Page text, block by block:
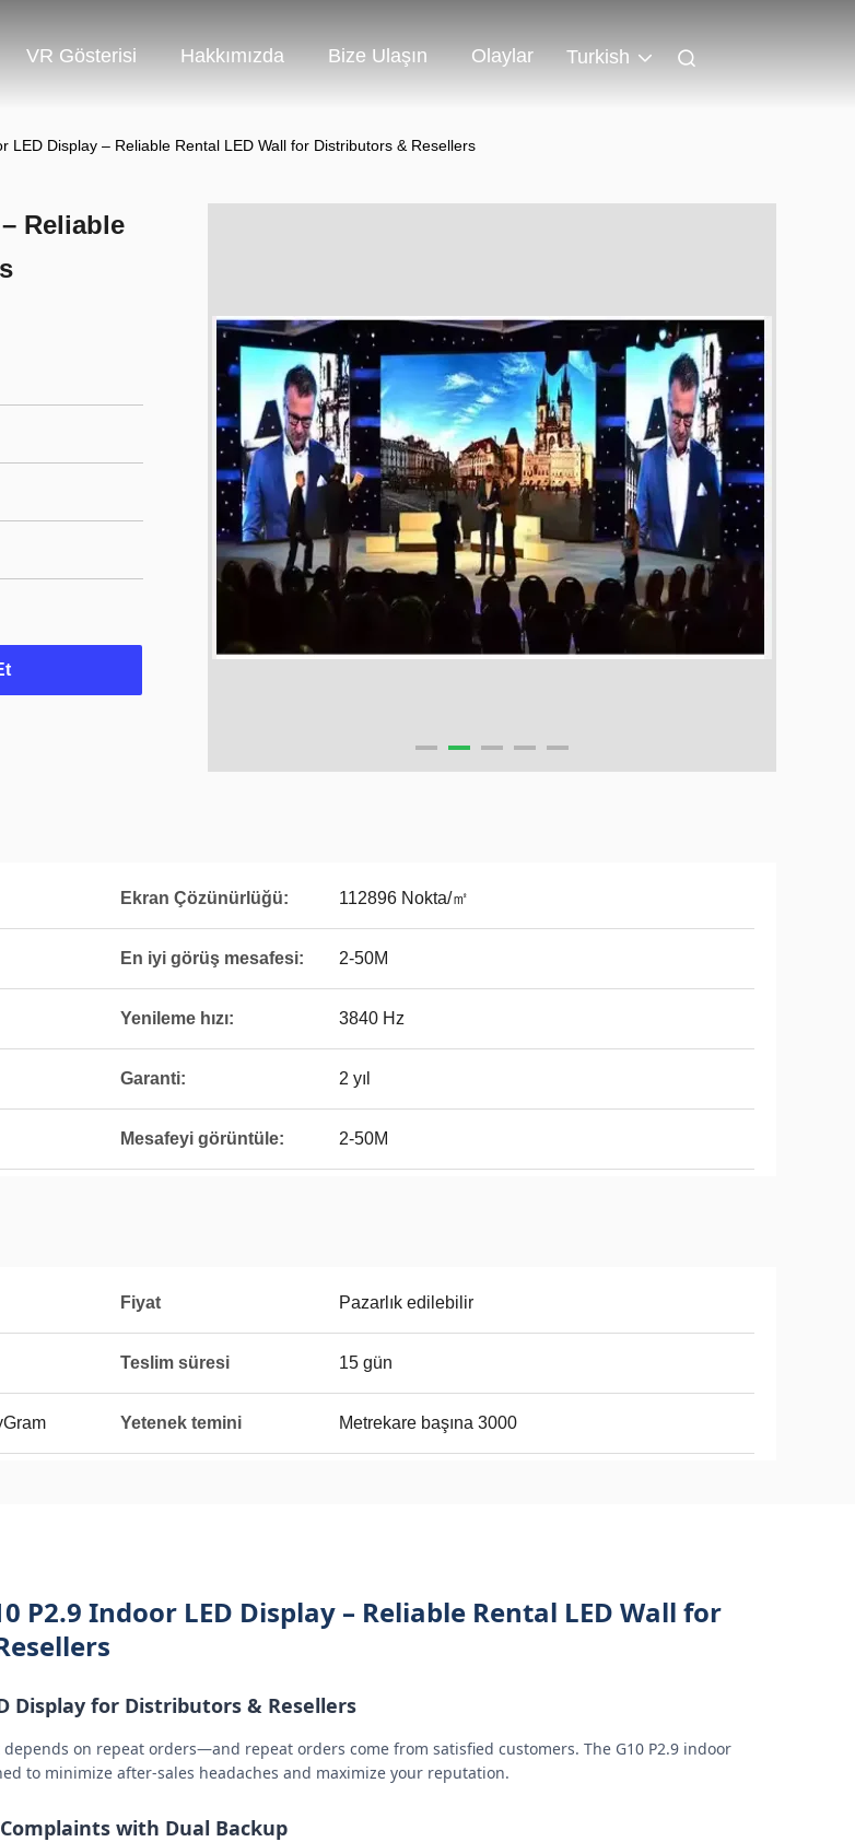
VR Gösterisi Hakkımızda Bize Ulaşın Olaylar Turkish
LED Display – Reliable Rental LED Wall for Distributors & Resellers
Reliable
Ekran Çözünürlüğü: 112896 Nokta/㎡
En iyi görüş mesafesi: 2-50M
Yenileme hızı: 3840 Hz
Garanti: 2 yıl
Mesafeyi görüntüle: 2-50M
Fiyat Pazarlık edilebilir
Teslim süresi 15 gün
Yetenek temini Metrekare başına 3000
P2.9 Indoor LED Display – Reliable Rental LED Wall for
Display for Distributors & Resellers
on repeat orders—and repeat orders come from satisfied customers. The G10 P2.9 indoor
to minimize after-sales headaches and maximize your reputation.
with Dual Backup